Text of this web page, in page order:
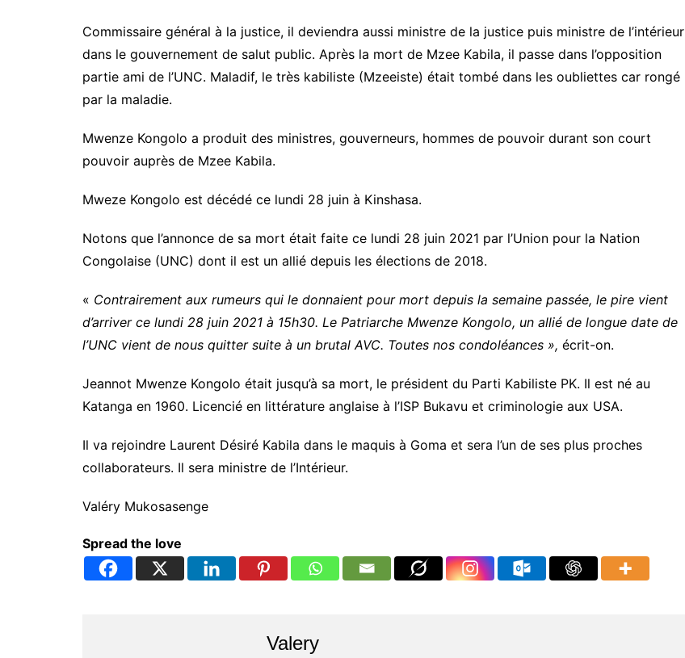
Commissaire général à la justice, il deviendra aussi ministre de la justice puis ministre de l’intérieur
dans le gouvernement de salut public. Après la mort de Mzee Kabila, il passe dans l’opposition
partie ami de l’UNC. Maladif, le très kabiliste (Mzeeiste) était tombé dans les oubliettes car rongé
par la maladie.
Mwenze Kongolo a produit des ministres, gouverneurs, hommes de pouvoir durant son court
pouvoir auprès de Mzee Kabila.
Mweze Kongolo est décédé ce lundi 28 juin à Kinshasa.
Notons que l’annonce de sa mort était faite ce lundi 28 juin 2021 par l’Union pour la Nation
Congolaise (UNC) dont il est un allié depuis les élections de 2018.
« Contrairement aux rumeurs qui le donnaient pour mort depuis la semaine passée, le pire vient
d’arriver ce lundi 28 juin 2021 à 15h30. Le Patriarche Mwenze Kongolo, un allié de longue date de
l’UNC vient de nous quitter suite à un brutal AVC. Toutes nos condoléances », écrit-on.
Jeannot Mwenze Kongolo était jusqu’à sa mort, le président du Parti Kabiliste PK. Il est né au
Katanga en 1960. Licencié en littérature anglaise à l’ISP Bukavu et criminologie aux USA.
Il va rejoindre Laurent Désiré Kabila dans le maquis à Goma et sera l’un de ses plus proches
collaborateurs. Il sera ministre de l’Intérieur.
Valéry Mukosasenge
Spread the love
Valery